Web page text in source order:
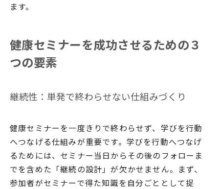
ます。
健康セミナーを成功させるための３
つの要素
継続性：単発で終わらせない仕組みづくり
健康セミナーを一度きりで終わらせず、学びを行動
へつなげる仕組みが重要です。学びを行動へつなげ
るためには、セミナー当日からその後のフォローま
でを含めた「継続の設計」が欠かせません。まず、
参加者がセミナーで得た知識を自分ごととして捉